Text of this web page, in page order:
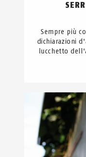
Sempre più
dichiarazioni
lucchetto